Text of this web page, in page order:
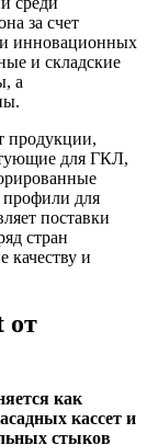
за счет
и инновационных
и складские
а
продукции,
для ГКЛ,
для
поставки
стран
качеству и
от
как
кассет и
стыков